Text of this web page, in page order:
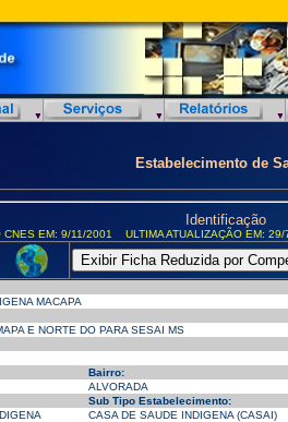
Estabelecimento de
Identificação
CNES EM: 9/11/2001 ULTIMA ATUALIZAÇÃO EM:
MACAPA
E NORTE DO PARA SESAI MS
Bairro:
ALVORADA
Sub Tipo Estabelecimento:
CASA DE SAUDE INDIGENA (CASAI)